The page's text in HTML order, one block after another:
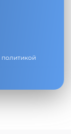
политикой